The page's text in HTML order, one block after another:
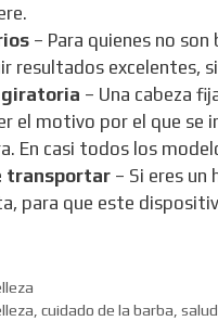
– Para quienes no
resultados excelentes,
giratoria – Una cabeza
el motivo por el que se
En casi todos los
transportar – Si eres un
para que este
cuidado de la barba